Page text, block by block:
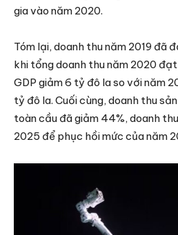
gia vào năm 2020.
Tóm lại, doanh thu năm 2019 đã
khi tổng doanh thu năm 2020
GDP giảm 6 tỷ đô la so với năm
tỷ đô la. Cuối cùng, doanh thu
toàn cầu đã giảm 44%, doanh
2025 để phục hồi mức của năm